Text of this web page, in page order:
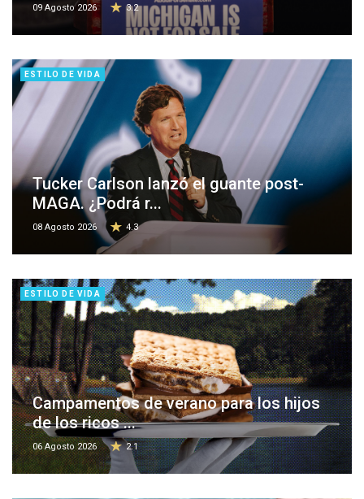
09 Agosto 2026 3.2
ESTILO DE VIDA
Tucker Carlson lanzó el guante post-
MAGA. ¿Podrá r...
08 Agosto 2026 4.3
ESTILO DE VIDA
Campamentos de verano para los hijos
de los ricos ...
06 Agosto 2026 2.1